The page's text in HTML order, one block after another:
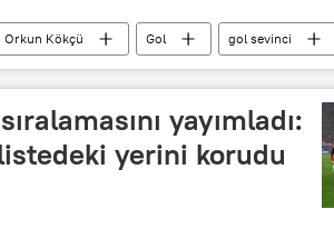
Orkun Kökçü Gol
gol sevinci
Maç Maç yayını
yayımladı:
yerini korudu